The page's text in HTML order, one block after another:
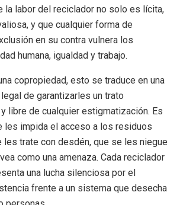
la labor del reciclador no solo es lícita,
y que cualquier forma de
en su contra vulnera los
humana, igualdad y trabajo.
copropiedad, esto se traduce en una
de garantizarles un trato
libre de cualquier estigmatización. Es
les impida el acceso a los residuos
les trate con desdén, que se les niegue
como una amenaza. Cada reciclador
una lucha silenciosa por el
frente a un sistema que desecha